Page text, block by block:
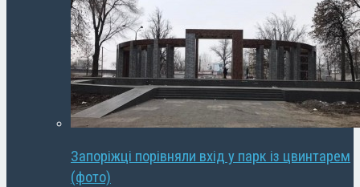
Запоріжці порівняли вхід у парк із цвинтарем
(фото)